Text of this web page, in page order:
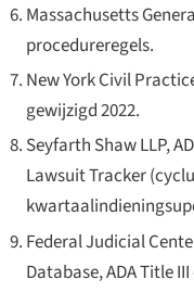
Massachusetts
procedureregels.
New York Civil
gewijzigd 2022.
Seyfarth Shaw LLP,
Lawsuit Tracker
Federal Judicial
Database, ADA Title